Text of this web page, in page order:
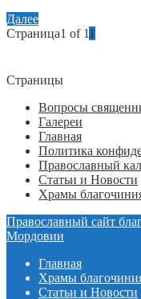
Далее
Страница1 of 11
Страницы
Вопросы
Галереи
Главная
Политика
Православный
Статьи и Новости
Храмы
Православный сайт
Мордовии
Главная
Храмы
Статьи и Новости